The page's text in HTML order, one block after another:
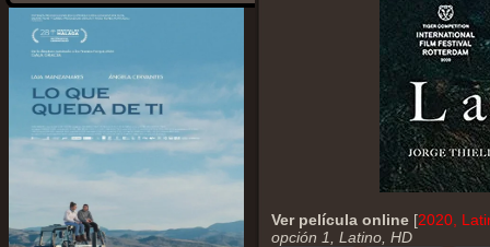
Ver película online [2020,
opción 1, Latino, HD